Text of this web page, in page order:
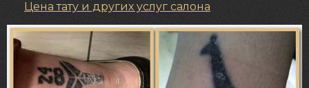
Цена тату и других услуг салона